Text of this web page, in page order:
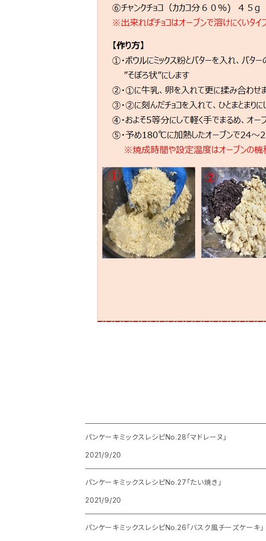
パンケーキミックスレシピNo.28「マドレーヌ」
2021/9/20
パンケーキミックスレシピNo.27「たい焼き」
2021/9/20
パンケーキミックスレシピNo.26「バスク風チーズケーキ」